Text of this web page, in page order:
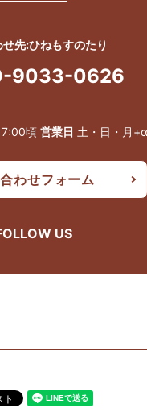
先:ひねもすのたり
9033-0626
頃 営業日 土・日・月+α
わせフォーム
US